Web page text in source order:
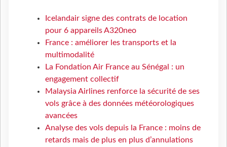
Icelandair signe des contrats de location
pour 6 appareils A320neo
France : améliorer les transports et la
multimodalité
La Fondation Air France au Sénégal : un
engagement collectif
Malaysia Airlines renforce la sécurité de ses
vols grâce à des données météorologiques
avancées
Analyse des vols depuis la France : moins de
retards mais de plus en plus d’annulations